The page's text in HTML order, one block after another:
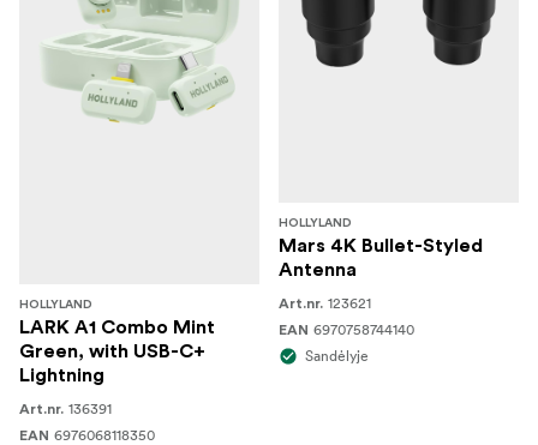
HOLLYLAND
LARK A1 Combo Mint
Green, with USB-C+
Lightning
Art.nr. 136391
EAN 6976068118350
HOLLYLAND
Mars 4K Bullet-Styled
Antenna
Art.nr. 123621
EAN 6970758744140
Sandėlyje